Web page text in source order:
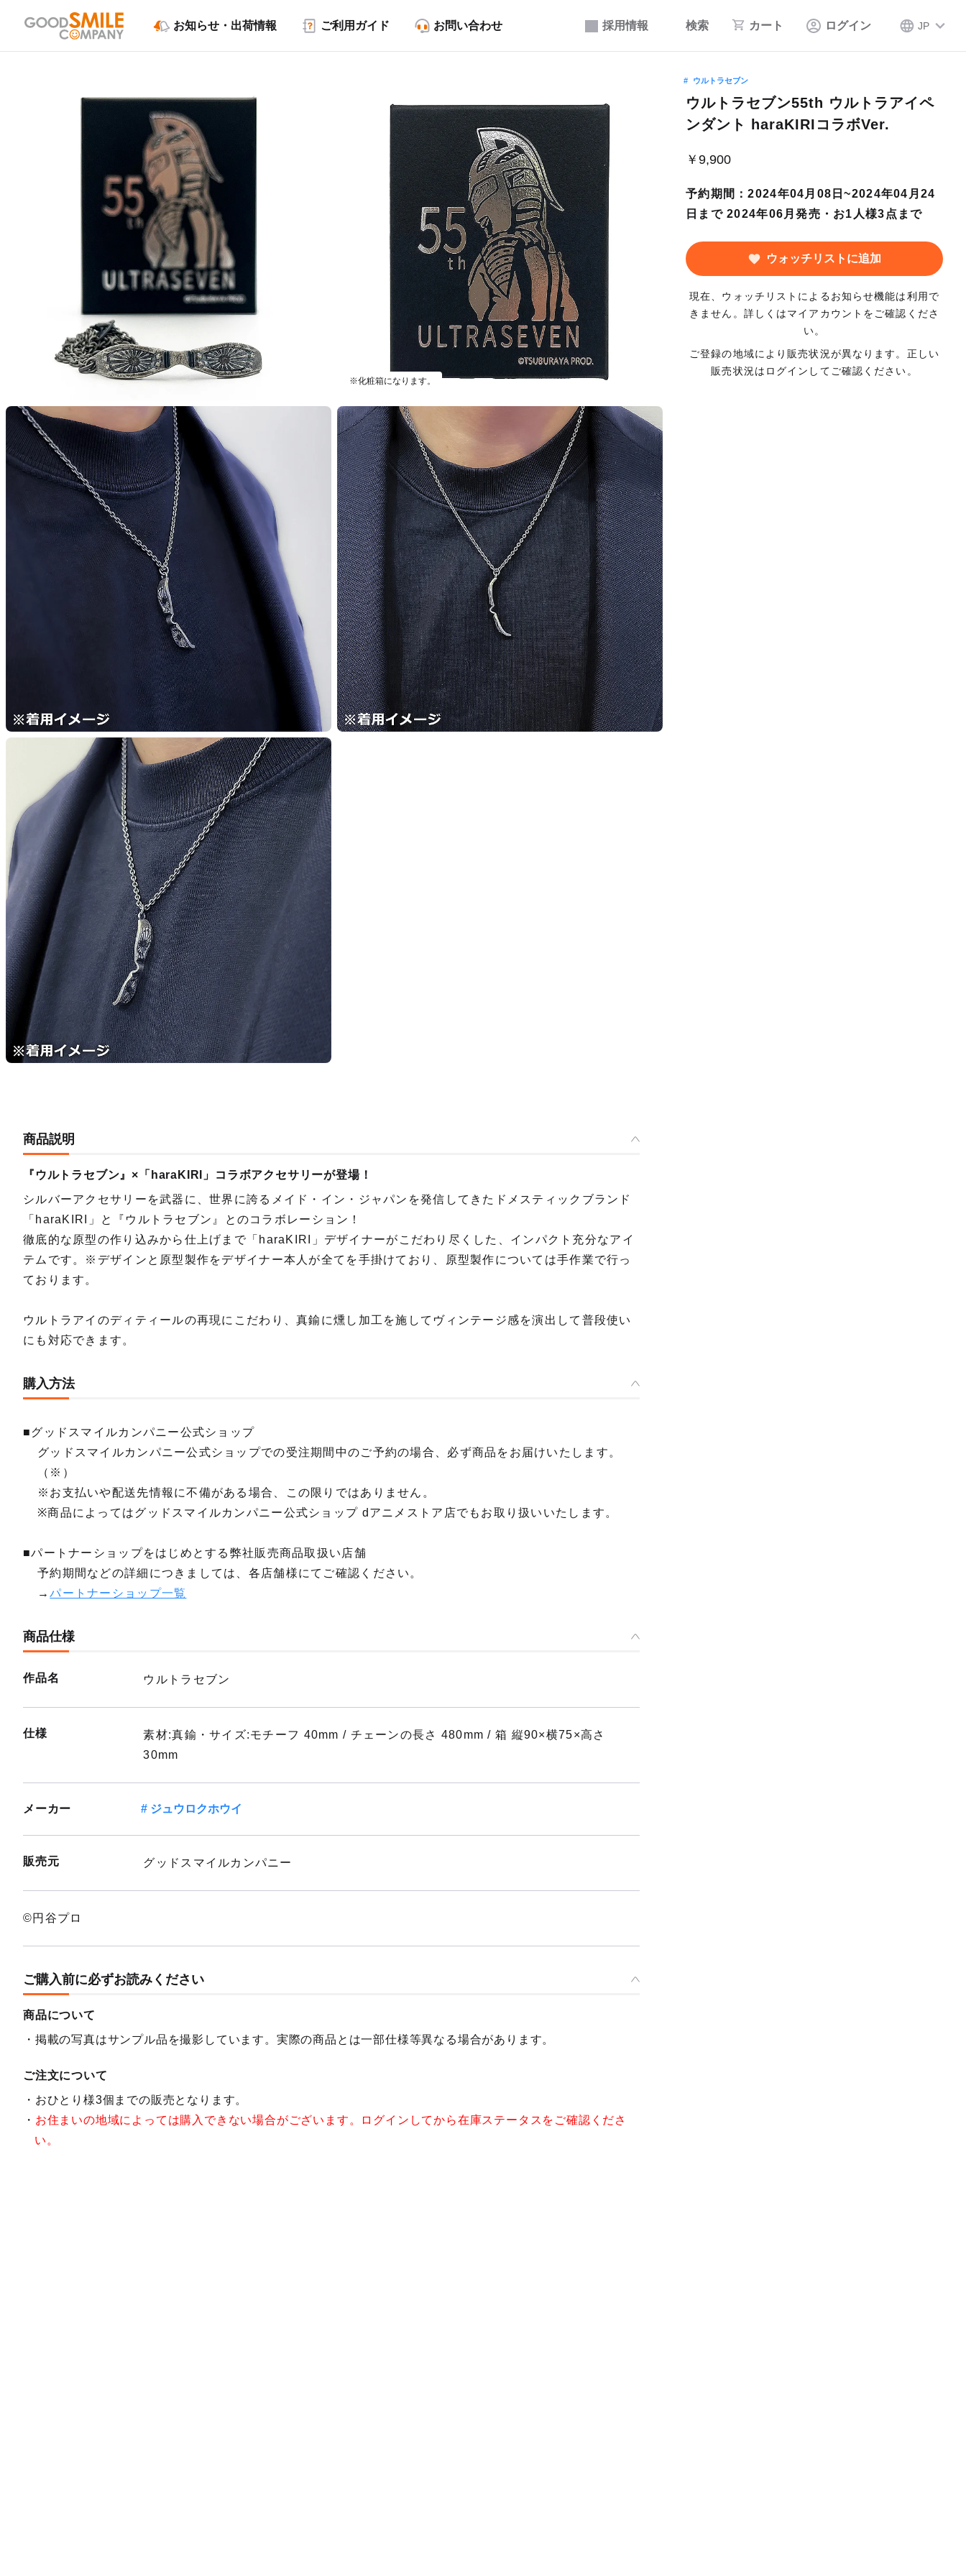
採用情報 検索 カート ログイン JP
お知らせ・出荷情報 ご利用ガイド お問い合わせ
※化粧箱になります。
ウルトラセブン
ウルトラセブン55th ウルトラアイペ
ンダント haraKIRIコラボVer.
￥9,900
予約期間：2024年04月08日~2024年04月24
日まで 2024年06月発売・お1人様3点まで
ウォッチリストに追加
現在、ウォッチリストによるお知らせ機能は利用で
きません。詳しくはマイアカウントをご確認くださ
い。
ご登録の地域により販売状況が異なります。正しい
販売状況はログインしてご確認ください。
商品説明
『ウルトラセブン』×「haraKIRI」コラボアクセサリーが登場！
シルバーアクセサリーを武器に、世界に誇るメイド・イン・ジャパンを発信してきたドメスティックブランド
「haraKIRI」と『ウルトラセブン』とのコラボレーション！
徹底的な原型の作り込みから仕上げまで「haraKIRI」デザイナーがこだわり尽くした、インパクト充分なアイ
テムです。※デザインと原型製作をデザイナー本人が全てを手掛けており、原型製作については手作業で行っ
ております。
ウルトラアイのディティールの再現にこだわり、真鍮に燻し加工を施してヴィンテージ感を演出して普段使い
にも対応できます。
購入方法
■グッドスマイルカンパニー公式ショップ
グッドスマイルカンパニー公式ショップでの受注期間中のご予約の場合、必ず商品をお届けいたします。
（※）
※お支払いや配送先情報に不備がある場合、この限りではありません。
※商品によってはグッドスマイルカンパニー公式ショップ dアニメストア店でもお取り扱いいたします。
■パートナーショップをはじめとする弊社販売商品取扱い店舗
予約期間などの詳細につきましては、各店舗様にてご確認ください。
→パートナーショップ一覧
商品仕様
作品名 ウルトラセブン
仕様
素材:真鍮・サイズ:モチーフ 40mm / チェーンの長さ 480mm / 箱 縦90×横75×高さ
30mm
メーカー ジュウロクホウイ
販売元 グッドスマイルカンパニー
©円谷プロ
ご購入前に必ずお読みください
商品について
掲載の写真はサンプル品を撮影しています。実際の商品とは一部仕様等異なる場合があります。
ご注文について
おひとり様3個までの販売となります。
お住まいの地域によっては購入できない場合がございます。ログインしてから在庫ステータスをご確認くださ
い。